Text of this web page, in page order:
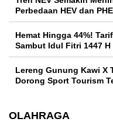
Perbedaan HEV dan
Hemat Hingga 44%!
Sambut Idul Fitri 1447 H
Lereng Gunung Kawi X
Dorong Sport Tourism
OLAHRAGA